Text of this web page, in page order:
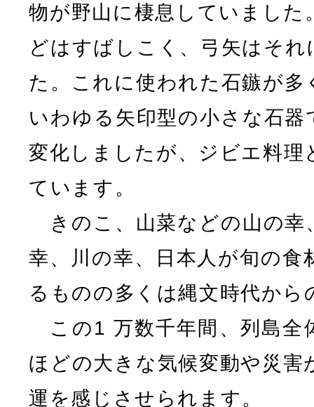
物が野山に棲息していました
どはすばしこく、弓矢はそ
た。これに使われた石鏃が
いわゆる矢印型の小さな石
変化しましたが、ジビエ料
ています。
きのこ、山菜などの山の幸
幸、川の幸、日本人が旬の食
るものの多くは縄文時代から
この1 万数千年間、列島全
ほどの大きな気候変動や災
運を感じさせられます。